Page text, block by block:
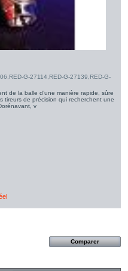
G-27114,RED-G-27139,RED-G-
de la balle d’une manière rapide, sûre
tireurs de précision qui recherchent une
v